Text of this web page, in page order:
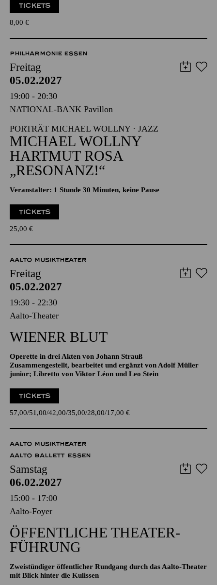
Zweistündiger öffentlicher Rundgang durch das Aalto-Theater
mit Blick hinter die Kulissen
8,00 €
PHILHARMONIE ESSEN
Freitag
05.02.2027
19:00 - 20:30
NATIONAL-BANK Pavillon
PORTRÄT MICHAEL WOLLNY · JAZZ
MICHAEL WOLLNY
HARTMUT ROSA
Veranstalter: 1 Stunde 30 Minuten, keine Pause
25,00€
AALTO MUSIKTHEATER
Freitag
05.02.2027
19:30 - 22:30
WIENER BLUT
Zusammengestellt, bearbeitet und ergänzt von Adolf Müller
junior; Libretto von Viktor Léon und Leo Stein
57,00 51,00 42,00 35,00
AALTO MUSIKTHEATER
AALTO BALLETT ESSEN
Samstag
06.02.2027
15:00 - 17:00
Aalto-Foyer
ÖFFENTLICHE THEATER­
FÜHRUNG